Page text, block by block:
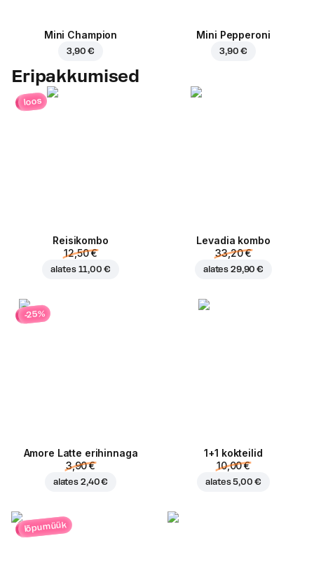
Mini Champion
3,90 €
Mini Pepperoni
3,90 €
Eripakkumised
loos
Reisikombo
12,50 €
alates 11,00 €
Levadia kombo
33,20 €
alates 29,90 €
-25%
Amore Latte erihinnaga
3,90 €
alates 2,40 €
1+1 kokteilid
10,00 €
alates5,00 €
lõpumüük